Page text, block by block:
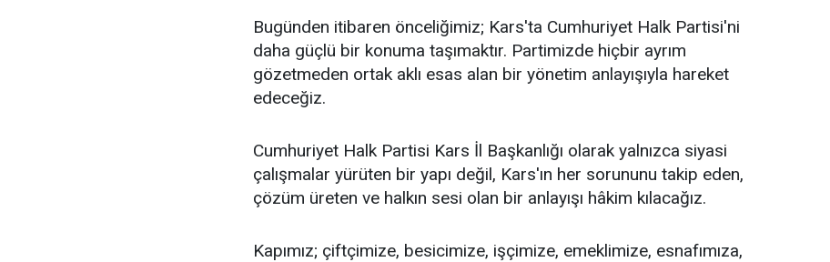
Bugünden itibaren önceliğimiz; Kars'ta Cumhuriyet Halk Partisi'ni
daha güçlü bir konuma taşımaktır. Partimizde hiçbir ayrım
gözetmeden ortak aklı esas alan bir yönetim anlayışıyla hareket
edeceğiz.
Cumhuriyet Halk Partisi Kars İl Başkanlığı olarak yalnızca siyasi
çalışmalar yürüten bir yapı değil, Kars'ın her sorununu takip eden,
çözüm üreten ve halkın sesi olan bir anlayışı hâkim kılacağız.
Kapımız; çiftçimize, besicimize, işçimize, emeklimize, esnafımıza,